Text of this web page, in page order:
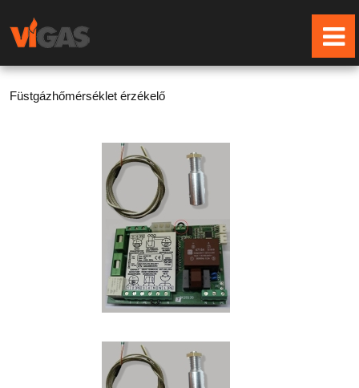
Füstgázhőmérséklet érzékelő